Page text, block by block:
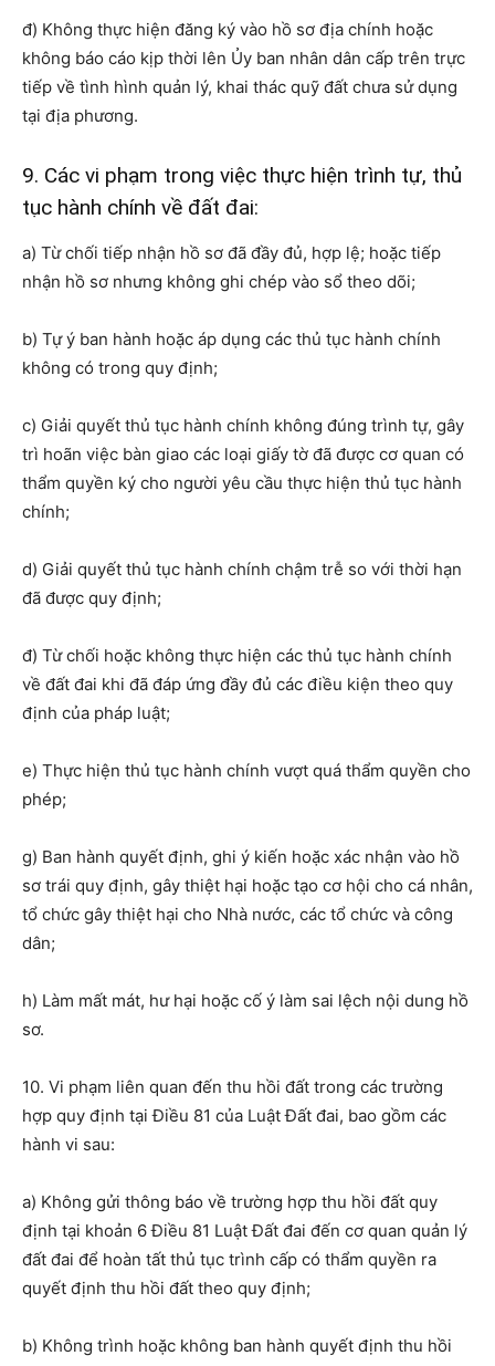
đ) Không thực hiện đăng ký vào hồ sơ địa chính hoặc
không báo cáo kịp thời lên Ủy ban nhân dân cấp trên trực
tiếp về tình hình quản lý, khai thác quỹ đất chưa sử dụng
tại địa phương.
9. Các vi phạm trong việc thực hiện trình tự, thủ
tục hành chính về đất đai:
a) Từ chối tiếp nhận hồ sơ đã đầy đủ, hợp lệ; hoặc tiếp
nhận hồ sơ nhưng không ghi chép vào sổ theo dõi;
b) Tự ý ban hành hoặc áp dụng các thủ tục hành chính
không có trong quy định;
c) Giải quyết thủ tục hành chính không đúng trình tự, gây
trì hoãn việc bàn giao các loại giấy tờ đã được cơ quan có
thẩm quyền ký cho người yêu cầu thực hiện thủ tục hành
chính;
d) Giải quyết thủ tục hành chính chậm trễ so với thời hạn
đã được quy định;
đ) Từ chối hoặc không thực hiện các thủ tục hành chính
về đất đai khi đã đáp ứng đầy đủ các điều kiện theo quy
định của pháp luật;
e) Thực hiện thủ tục hành chính vượt quá thẩm quyền cho
phép;
g) Ban hành quyết định, ghi ý kiến hoặc xác nhận vào hồ
sơ trái quy định, gây thiệt hại hoặc tạo cơ hội cho cá nhân,
tổ chức gây thiệt hại cho Nhà nước, các tổ chức và công
dân;
h) Làm mất mát, hư hại hoặc cố ý làm sai lệch nội dung hồ
sơ.
10. Vi phạm liên quan đến thu hồi đất trong các trường
hợp quy định tại Điều 81 của Luật Đất đai, bao gồm các
hành vi sau:
a) Không gửi thông báo về trường hợp thu hồi đất quy
định tại khoản 6 Điều 81 Luật Đất đai đến cơ quan quản lý
đất đai để hoàn tất thủ tục trình cấp có thẩm quyền ra
quyết định thu hồi đất theo quy định;
b) Không trình hoặc không ban hành quyết định thu hồi